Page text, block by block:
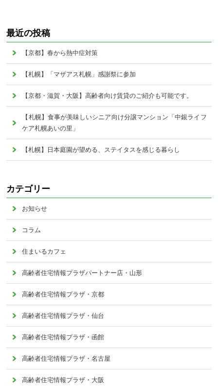
最近の投稿
【京都】春から熱中症対策
【札幌】「マザアス札幌」感謝祭に参加
【京都・滋賀・大阪】高齢者向け賃貸のご紹介も可能です。
【札幌】食事が美味しいシニア向け分譲マンション「中銀ライフ
ケア札幌あいの里」
【札幌】日本庭園が望める、ステイタスを感じる暮らし
カテゴリー
お知らせ
コラム
住まいるカフェ
高齢者住宅情報プラザパートナー店・山形
高齢者住宅情報プラザ・京都
高齢者住宅情報プラザ・仙台
高齢者住宅情報プラザ・函館
高齢者住宅情報プラザ・名古屋
高齢者住宅情報プラザ・大阪